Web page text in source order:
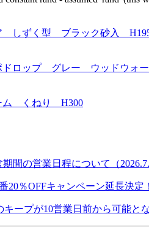
しずく型 ブラック砂入
ドロップ グレー ウッドウォ
ム くねり H300
期間の営業日程について（
20％OFFキャンペーン延長決定
キープが10営業日前から可能と